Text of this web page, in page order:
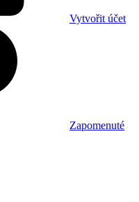
Vytvořit účet
Zapomenuté